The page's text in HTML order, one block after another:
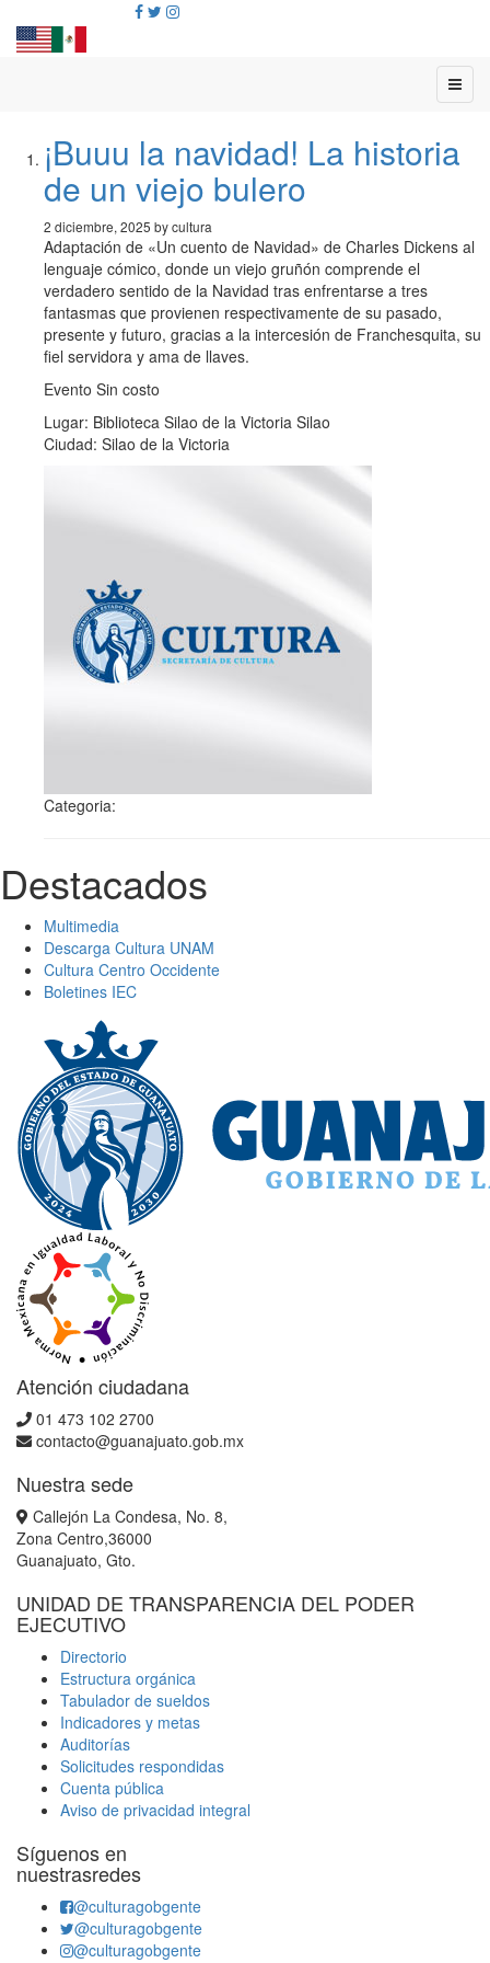
¡Buuu la navidad! La historia
de un viejo bulero
2 diciembre, 2025 by cultura
Adaptación de «Un cuento de Navidad» de Charles Dickens al
lenguaje cómico, donde un viejo gruñón comprende el
verdadero sentido de la Navidad tras enfrentarse a tres
fantasmas que provienen respectivamente de su pasado,
presente y futuro, gracias a la intercesión de Franchesquita, su
fiel servidora y ama de llaves.
Evento Sin costo
Lugar: Biblioteca Silao de la Victoria Silao
Ciudad: Silao de la Victoria
Categoria:
Destacados
Multimedia
Descarga Cultura UNAM
Cultura Centro Occidente
Boletines IEC
Atención ciudadana
01 473 102 2700
contacto@guanajuato.gob.mx
Nuestra sede
Callejón La Condesa, No. 8,
Zona Centro,36000
Guanajuato, Gto.
UNIDAD DE TRANSPARENCIA DEL PODER
EJECUTIVO
Directorio
Estructura orgánica
Tabulador de sueldos
Indicadores y metas
Auditorías
Solicitudes respondidas
Cuenta pública
Aviso de privacidad integral
Síguenos en
nuestrasredes
@culturagobgente
@culturagobgente
@culturagobgente